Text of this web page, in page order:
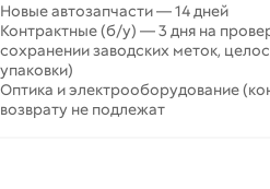
Новые автозапчасти — 14 дней
Контрактные (б/у) — 3 дня на
сохранении заводских меток,
упаковки)
Оптика и электрооборудование
возврату не подлежат